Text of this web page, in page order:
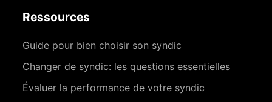
Ressources
Guide pour bien choisir son syndic
Changer de syndic: les questions essentielles
Évaluer la performance de votre syndic